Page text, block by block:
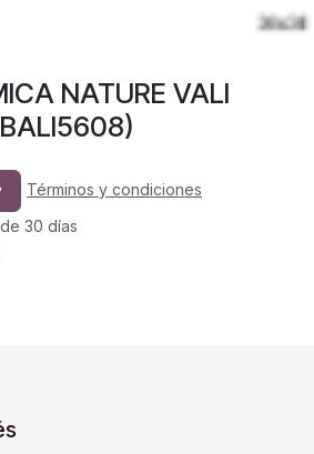
NATURE VALI
Términos y condiciones
30 días